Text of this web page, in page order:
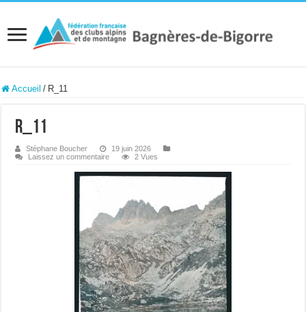
Accueil / R_11
R_11
Stéphane Boucher
19 juin 2026
Laissez un commentaire
2 Vues